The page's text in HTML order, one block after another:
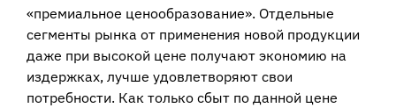
«премиальное ценообразование». Отдельные
сегменты рынка от применения новой продукции
даже при высокой цене получают экономию на
издержках, лучше удовлетворяют свои
потребности. Как только сбыт по данной цене